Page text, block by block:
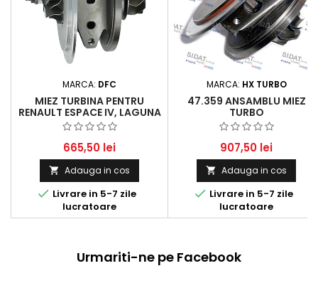
MARCA: DFC
MIEZ TURBINA PENTRU
RENAULT ESPACE IV, LAGUNA
COUPE, LAGUNA III, LAGUNA
III GRANDTOUR 2.0 DCI
2006-2015, 110-131 KW
665,50 lei
 Adauga in cos
 Livrare in 5-7 zile
lucratoare
MARCA: HX TURBO
47.359 ANSAMBLU MIEZ
TURBO
907,50 lei
 Adauga in cos
 Livrare in 5-7 zile
lucratoare
Urmariti-ne pe Facebook